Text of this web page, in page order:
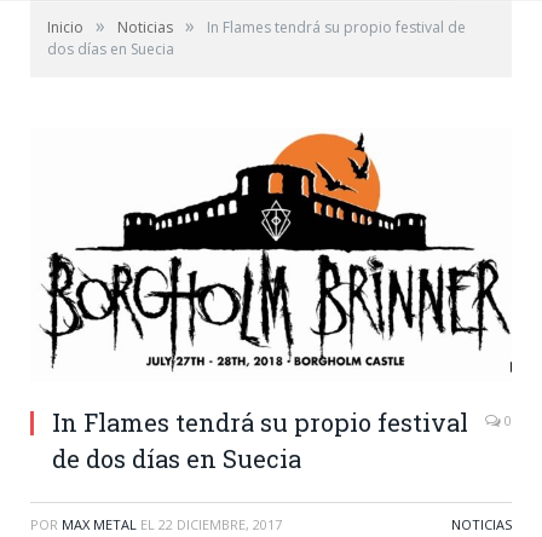
Inicio » Noticias »
In Flames tendrá su propio festival de
dos días en Suecia
In Flames tendrá su propio festival
de dos días en Suecia
0
POR MAX METAL EL 22 DICIEMBRE, 2017 NOTICIAS